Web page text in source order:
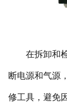
在拆卸和检
断电源和气源
修工具，避免